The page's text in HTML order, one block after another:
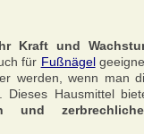
Kraft und
für Fußnägel
werden, wenn man
Dieses Hausmittel
und